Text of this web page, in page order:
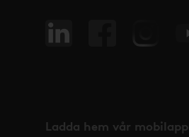
Ladda hem vår mobilapp